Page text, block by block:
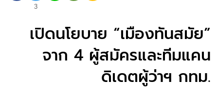
3
เปิดนโยบาย “เมืองทันสมัย”
จาก 4 ผู้สมัครและทีมแคน
ดิเดตผู้ว่าฯ กทม.